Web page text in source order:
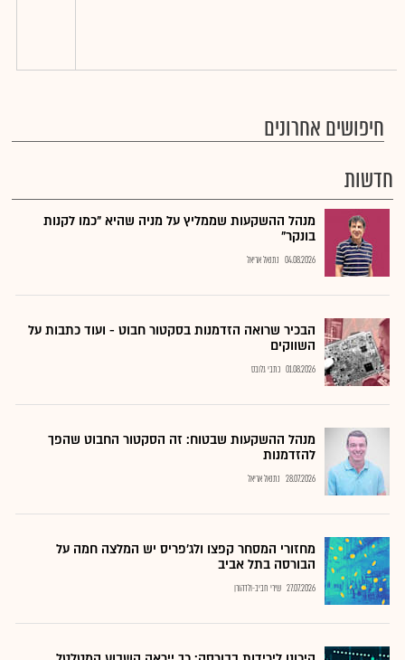
חיפושים אחרונים
חדשות
מנהל ההשקעות שממליץ על מניה שהיא "כמו לקנות
בונקר"
04.08.2026 נתנאל אריאל
הבכיר שרואה הזדמנות בסקטור חבוט - ועוד כתבות על
השווקים
01.08.2026 כתבי גלובס
מנהל ההשקעות שבטוח: זה הסקטור החבוט שהפך
להזדמנות
28.07.2026 נתנאל אריאל
מחזורי המסחר קפצו ולג'פריס יש המלצה חמה על
הבורסה בתל אביב
27.07.2026 שירי חביב-ולדהורן